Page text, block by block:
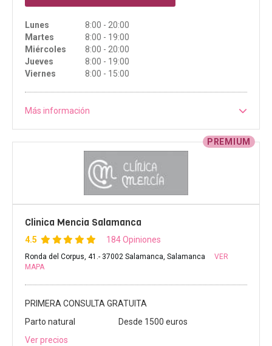
Lunes
8:00 - 20:00
Martes
8:00 - 19:00
Miércoles
8:00 - 20:00
Jueves
8:00 - 19:00
Viernes
8:00 - 15:00
Más información
PREMIUM
Clinica Mencia Salamanca
4.5 184 Opiniones
Ronda del Corpus, 41.- 37002 Salamanca, Salamanca
VER
MAPA
PRIMERA CONSULTA GRATUITA
Parto natural
Desde 1500 euros
Ver precios